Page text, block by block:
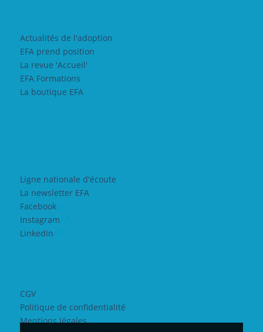
Actualités de l'adoption
EFA prend position
La revue 'Accueil'
EFA Formations
La boutique EFA
Ligne nationale d'écoute
La newsletter EFA
Facebook
Instagram
LinkedIn
CGV
Politique de confidentialité
Mentions légales